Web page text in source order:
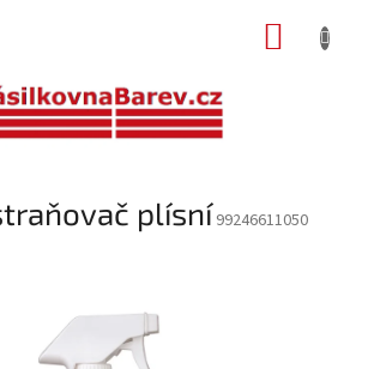
plísní 99246611050